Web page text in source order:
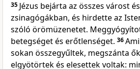
35 Jézus bejárta az összes várost
zsinagógákban, és hirdette az
szóló örömüzenetet.
betegséget és erőtlenséget. 36
sokan összegyűltek, megszánta
elgyötörtek és elesettek voltak: